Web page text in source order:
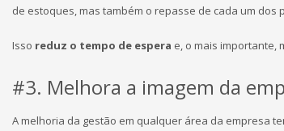
de estoques, mas também o repasse de cada um dos
Isso reduz o tempo de espera e, o mais importante,
#3. Melhora a imagem da
A melhoria da gestão em qualquer área da empresa